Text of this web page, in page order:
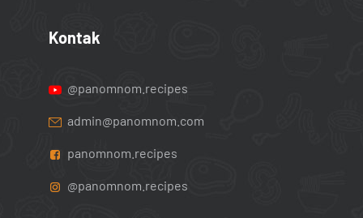
Kontak
@panomnom.recipes
admin@panomnom.com
panomnom.recipes
@panomnom.recipes